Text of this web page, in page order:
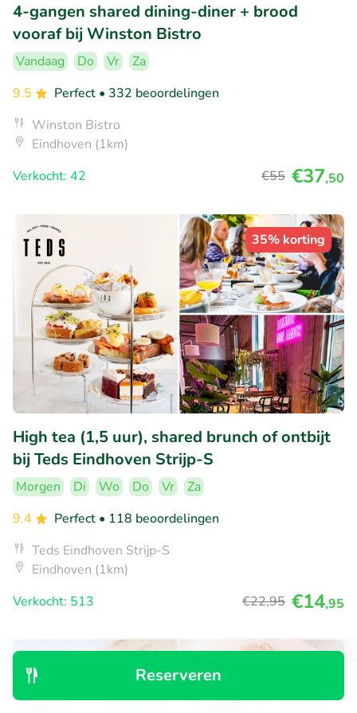
Reserveren
4-gangen shared dining-diner + brood
vooraf bij Winston Bistro
Vandaag Do Vr
Za
9.5
Perfect • 332 beoordelingen
Winston Bistro
Eindhoven (1km)
Verkocht: 42
€55 €37,50
35% korting
High tea (1,5 uur), shared brunch of ontbijt
bij Teds Eindhoven Strijp-S
Morgen Di Wo Do Vr
Za
9.4
Perfect • 118 beoordelingen
Teds Eindhoven Strijp-S
Eindhoven (1km)
Verkocht: 513
€22,95 €14,95